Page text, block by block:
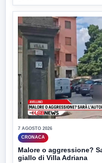
7 AGOSTO 2026
CRONACA
Malore o aggressione?
giallo di Villa Adriana